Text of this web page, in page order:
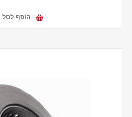
הוסף לסל